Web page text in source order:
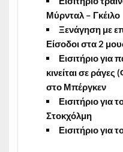
Μύρνταλ – Γκέιλο
Ξενάγηση με
Είσοδοι στα 2
Εισιτήριο για
κινείται σε
στο Μπέργκεν
Εισιτήριο για
Στοκχόλμη
Εισιτήριο για